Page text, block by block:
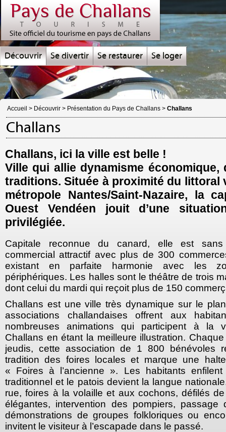
Découvrir Se divertir Se restaurer Se loger
Accueil > Découvrir > Présentation du Pays de Challans > Challans
Challans
Challans, ici la ville est belle !
Ville qui allie dynamisme économique,
traditions. Située à proximité du littoral
métropole Nantes/Saint-Nazaire, la
Ouest Vendéen jouit d’une
privilégiée.
Capitale reconnue du canard, elle est
commercial attractif avec plus de 300
existant en parfaite harmonie avec les
périphériques. Les halles sont le théâtre de trois
dont celui du mardi qui reçoit plus de 150
Challans est une ville très dynamique sur le
associations challandaises offrent aux
nombreuses animations qui participent à la
Challans en étant la meilleure illustration.
jeudis, cette association de 1 800 bénévoles
tradition des foires locales et marque une
« Foires à l’ancienne ». Les habitants enfilent
traditionnel et le patois devient la langue
rue, foires à la volaille et aux cochons, défilés
élégantes, intervention des pompiers, passage
démonstrations de groupes folkloriques ou
invitent le visiteur à l’escapade dans le passé.